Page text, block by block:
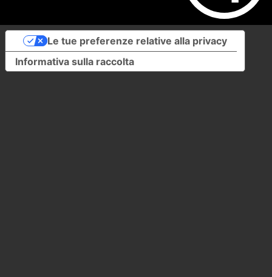
Informativa sulla raccolta
Le tue preferenze relative alla privacy